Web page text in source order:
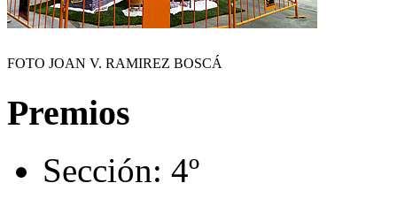
FOTO JOAN V. RAMIREZ BOSCÁ
Premios
Sección: 4º